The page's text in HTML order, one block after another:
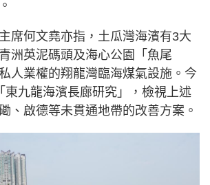
席何文堯亦指，土瓜灣海濱有3大
洲英泥碼頭及海心公園「魚尾
人業權的翔龍灣臨海煤氣設施。今
東九龍海濱長廊研究」，檢視上述
、啟德等未貫通地帶的改善方案。